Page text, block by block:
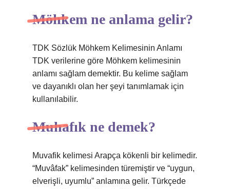
Möhkem ne anlama gelir?
TDK Sözlük Möhkem Kelimesinin Anlamı
TDK verilerine göre Möhkem kelimesinin
anlamı sağlam demektir. Bu kelime sağlam
ve dayanıklı olan her şeyi tanımlamak için
kullanılabilir.
Muhafık ne demek?
Muvafik kelimesi Arapça kökenli bir kelimedir.
“Muvâfak” kelimesinden türemiştir ve “uygun,
elverişli, uyumlu” anlamına gelir. Türkçede